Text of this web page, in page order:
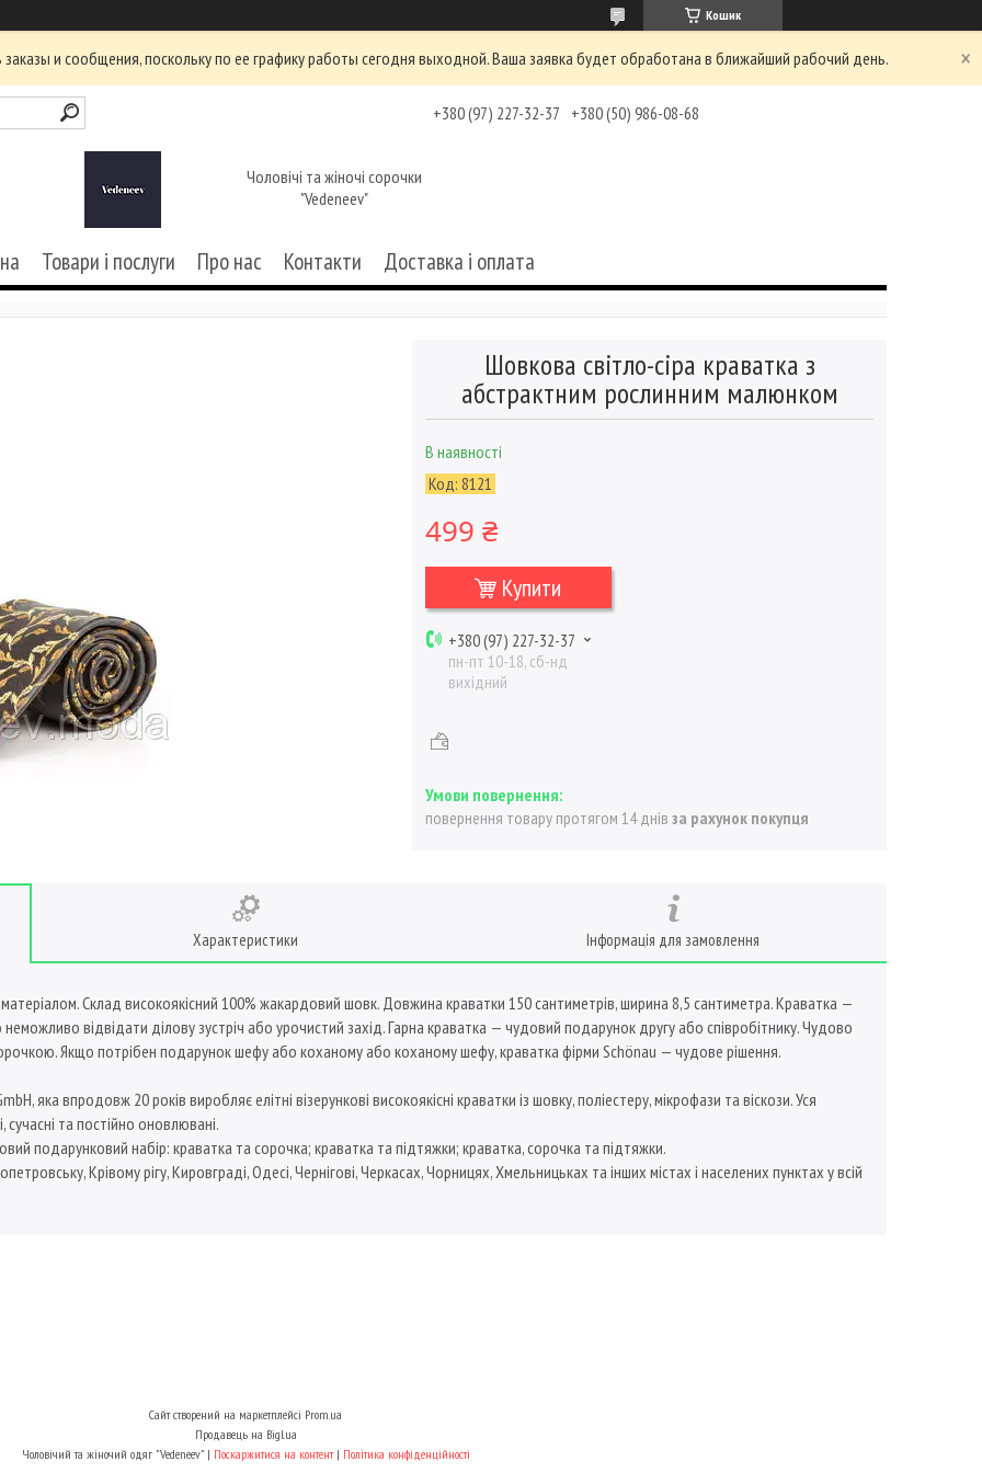
Кошик
и сообщения, поскольку по ее графику работы сегодня выходной. Ваша заявка будет обработана в ближайший рабочий день.
+380 (97) 227-32-37 +380 (50) 986-08-68
Чоловічі та жіночі сорочки
"Vedeneev"
Товари і послуги Про нас Контакти Доставка і оплата
Шовкова світло-сіра краватка з
абстрактним рослинним малюнком
В наявності
Код: 8121
499 ₴
Купити
+380 (97) 227-32-37
пн-пт 10-18, сб-нд
вихідний
повернення товару протягом 14 днів за рахунок покупця
Характеристики Інформація для замовлення
Склад високоякісний 100% жакардовий шовк. Довжина краватки 150 сантиметрів, ширина 8,5 сантиметра. Краватка —
відвідати ділову зустріч або урочистий захід. Гарна краватка — чудовий подарунок другу або співробітнику. Чудово
Якщо потрібен подарунок шефу або коханому або коханому шефу, краватка фірми Schönau — чудове рішення.
яка впродовж 20 років виробляє елітні візерункові високоякісні краватки із шовку, поліестеру, мікрофази та віскози. Уся
сучасні та постійно оновлювані.
подарунковий набір: краватка та сорочка; краватка та підтяжки; краватка, сорочка та підтяжки.
Крівому рігу, Кировграді, Одесі, Чернігові, Черкасах, Чорницях, Хмельницьках та інших містах і населених пунктах у всій
Сайт створений на маркетплейсі Prom.ua
Продавець на Bigl.ua
Чоловічий та жіночий одяг "Vedeneev" | Поскаржитися на контент | Політика конфіденційності